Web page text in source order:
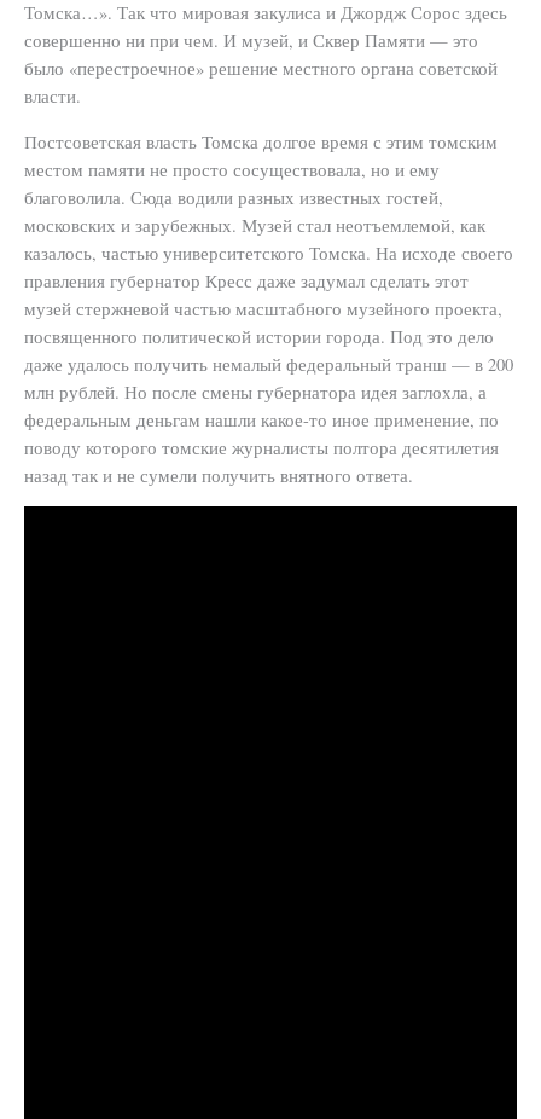
Томска…». Так что мировая закулиса и Джордж Сорос здесь
совершенно ни при чем. И музей, и Сквер Памяти — это
было «перестроечное» решение местного органа советской
власти.
Постсоветская власть Томска долгое время с этим томским
местом памяти не просто сосуществовала, но и ему
благоволила. Сюда водили разных известных гостей,
московских и зарубежных. Музей стал неотъемлемой, как
казалось, частью университетского Томска. На исходе своего
правления губернатор Кресс даже задумал сделать этот
музей стержневой частью масштабного музейного проекта,
посвященного политической истории города. Под это дело
даже удалось получить немалый федеральный транш — в 200
млн рублей. Но после смены губернатора идея заглохла, а
федеральным деньгам нашли какое-то иное применение, по
поводу которого томские журналисты полтора десятилетия
назад так и не сумели получить внятного ответа.